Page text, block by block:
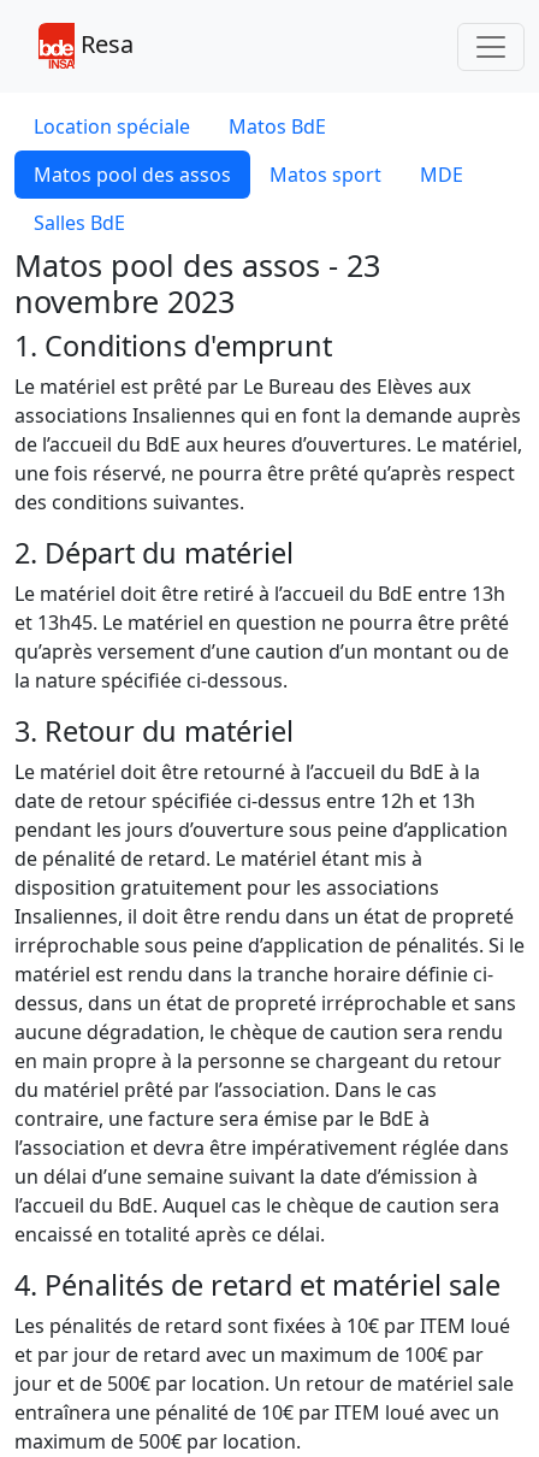
Resa
Location spéciale
Matos BdE
Matos pool des assos
Matos sport
MDE
Salles BdE
Matos pool des assos - 23
novembre 2023
1. Conditions d'emprunt
Le matériel est prêté par Le Bureau des Elèves aux
associations Insaliennes qui en font la demande auprès
de l’accueil du BdE aux heures d’ouvertures. Le matériel,
une fois réservé, ne pourra être prêté qu’après respect
des conditions suivantes.
2. Départ du matériel
Le matériel doit être retiré à l’accueil du BdE entre 13h
et 13h45. Le matériel en question ne pourra être prêté
qu’après versement d’une caution d’un montant ou de
la nature spécifiée ci-dessous.
3. Retour du matériel
Le matériel doit être retourné à l’accueil du BdE à la
date de retour spécifiée ci-dessus entre 12h et 13h
pendant les jours d’ouverture sous peine d’application
de pénalité de retard. Le matériel étant mis à
disposition gratuitement pour les associations
Insaliennes, il doit être rendu dans un état de propreté
irréprochable sous peine d’application de pénalités. Si le
matériel est rendu dans la tranche horaire définie ci-
dessus, dans un état de propreté irréprochable et sans
aucune dégradation, le chèque de caution sera rendu
en main propre à la personne se chargeant du retour
du matériel prêté par l’association. Dans le cas
contraire, une facture sera émise par le BdE à
l’association et devra être impérativement réglée dans
un délai d’une semaine suivant la date d’émission à
l’accueil du BdE. Auquel cas le chèque de caution sera
encaissé en totalité après ce délai.
4. Pénalités de retard et matériel sale
Les pénalités de retard sont fixées à 10€ par ITEM loué
et par jour de retard avec un maximum de 100€ par
jour et de 500€ par location. Un retour de matériel sale
entraînera une pénalité de 10€ par ITEM loué avec un
maximum de 500€ par location.